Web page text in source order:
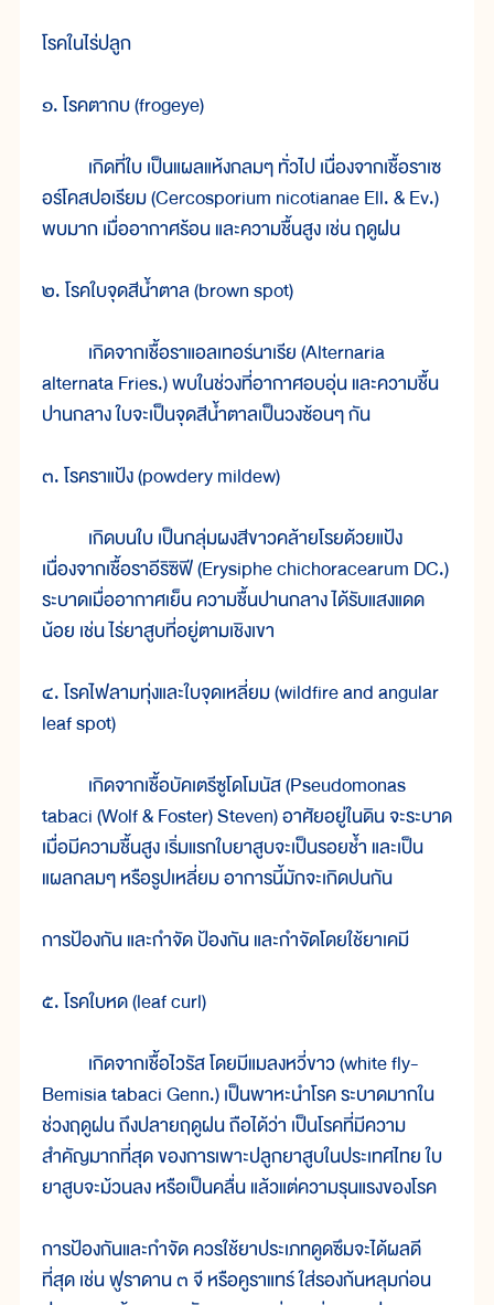
โรคในไร่ปลูก
๑. โรคตากบ (frogeye)
เกิดที่ใบ เป็นแผลแห้งกลมๆ ทั่วไป เนื่องจากเชื้อราเซ
อร์โคสปอเรียม (Cercosporium nicotianae Ell. & Ev.)
พบมาก เมื่ออากาศร้อน และความชื้นสูง เช่น ฤดูฝน
๒. โรคใบจุดสีน้ำตาล (brown spot)
เกิดจากเชื้อราแอลเทอร์นาเรีย (Alternaria
alternata Fries.) พบในช่วงที่อากาศอบอุ่น และความชื้น
ปานกลาง ใบจะเป็นจุดสีน้ำตาลเป็นวงซ้อนๆ กัน
๓. โรคราแป้ง (powdery mildew)
เกิดบนใบ เป็นกลุ่มผงสีขาวคล้ายโรยด้วยแป้ง
เนื่องจากเชื้อราอีริซิฟี (Erysiphe chichoracearum DC.)
ระบาดเมื่ออากาศเย็น ความชื้นปานกลาง ได้รับแสงแดด
น้อย เช่น ไร่ยาสูบที่อยู่ตามเชิงเขา
๔. โรคไฟลามทุ่งและใบจุดเหลี่ยม (wildfire and angular
leaf spot)
เกิดจากเชื้อบัคเตรีซูโดโมนัส (Pseudomonas
tabaci (Wolf & Foster) Steven) อาศัยอยู่ในดิน จะระบาด
เมื่อมีความชื้นสูง เริ่มแรกใบยาสูบจะเป็นรอยช้ำ และเป็น
แผลกลมๆ หรือรูปเหลี่ยม อาการนี้มักจะเกิดปนกัน
การป้องกัน และกำจัด ป้องกัน และกำจัดโดยใช้ยาเคมี
๕. โรคใบหด (leaf curl)
เกิดจากเชื้อไวรัส โดยมีแมลงหวี่ขาว (white fly-
Bemisia tabaci Genn.) เป็นพาหะนำโรค ระบาดมากใน
ช่วงฤดูฝน ถึงปลายฤดูฝน ถือได้ว่า เป็นโรคที่มีความ
สำคัญมากที่สุด ของการเพาะปลูกยาสูบในประเทศไทย ใบ
ยาสูบจะม้วนลง หรือเป็นคลื่น แล้วแต่ความรุนแรงของโรค
การป้องกันและกำจัด ควรใช้ยาประเภทดูดซึมจะได้ผลดี
ที่สุด เช่น ฟูราดาน ๓ จี หรือคูราแทร์ ใส่รองก้นหลุมก่อน